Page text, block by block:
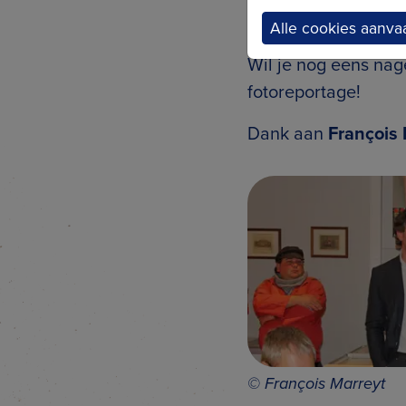
Erfgoedcafé
Wil je nog eens
fotoreportage!
Dank aan François
© François Marreyt
Alle cookies